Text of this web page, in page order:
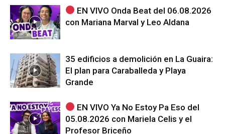
EN VIVO Onda Beat del 06.08.2026
con Mariana Marval y Leo Aldana
35 edificios a demolición en La Guaira:
El plan para Caraballeda y Playa
Grande
EN VIVO Ya No Estoy Pa Eso del
05.08.2026 con Mariela Celis y el
Profesor Briceño